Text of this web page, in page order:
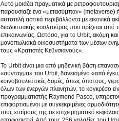
Αυτό μοιάζει πραγματικά με
παρουσίαζε ένα «μετασύμπαν» (metaverse) ή
αυτοτελή αστικά περιβάλλοντα με
διαδικτυακής κουλτούρας που ορίζεται
επικοινωνίας. Ωστόσο, για το Urbit, ακόμη
μονοπωλιακά οικοσυστήματα των μέσων
τους «Κρατιστές Κεϋνσιανούς».
Το Urbit είναι μια από μηδενική βάση
«σύνταγμα» του Urbit, δανεισμένο «από
κοινοβουλευτικές δομές, όπως ύπατους,
όλων των ενεργών πλανητών, το κογκρέσο
προγραμματιστής Raymond Pasco,
επιφορτισμένοι με συγκεκριμένες
τους εταίρους της σε επιχειρηματικό